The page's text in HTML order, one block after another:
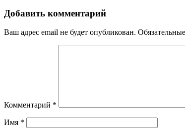
Добавить комментарий
Ваш адрес email не будет опубликован.
Комментарий *
Имя *